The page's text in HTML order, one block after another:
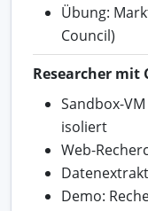
Übung:
Council)
Researcher
Sandbox-
isoliert
Web-
Demo: